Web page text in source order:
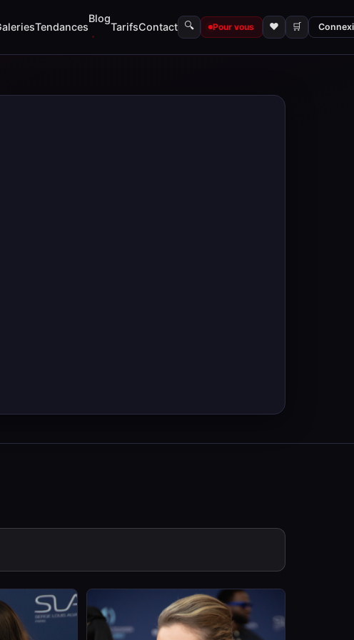
Tendances
Blog
TarifsContact 🔍 Pour vous ♥ 🛒